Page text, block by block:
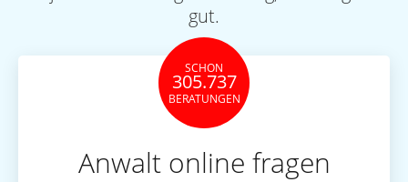
gut.
SCHON
305.737
BERATUNGEN
Anwalt online fragen